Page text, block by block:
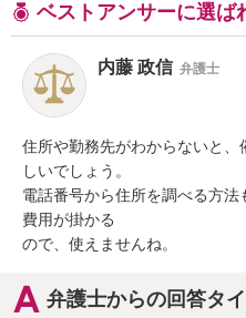
ベストアンサーに選ば
内藤 政信 弁護士
住所や勤務先がわからないと
しいでしょう。
電話番号から住所を調べる方
費用が掛かる
ので、使えませんね。
弁護士からの回答タ